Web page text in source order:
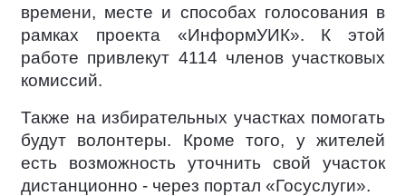
времени, месте и способах голосования в
рамках проекта «ИнформУИК». К этой
работе привлекут 4114 членов участковых
комиссий.
Также на избирательных участках помогать
будут волонтеры. Кроме того, у жителей
есть возможность уточнить свой участок
дистанционно - через портал «Госуслуги».